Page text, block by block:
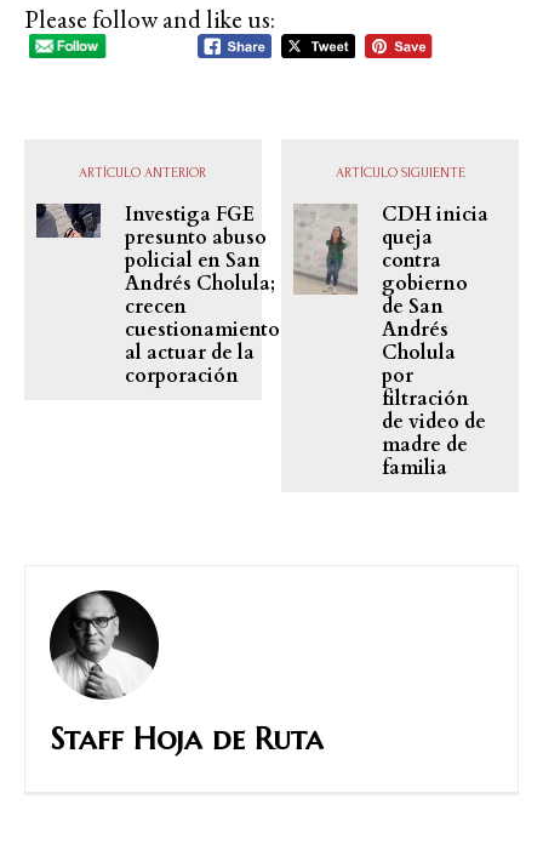
Please follow and like us:
ARTÍCULO ANTERIOR
Investiga FGE
presunto abuso
policial en San
Andrés Cholula;
crecen
cuestionamientos
al actuar de la
corporación
ARTÍCULO SIGUIENTE
CDH inicia
queja
contra
gobierno
de San
Andrés
Cholula
por
filtración
de video de
madre de
familia
Staff Hoja de Ruta